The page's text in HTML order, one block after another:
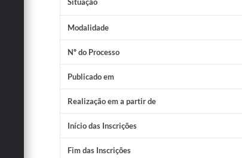
Modalidade
Nº do Processo
Publicado em
Realização em a partir de
Início das Inscrições
Fim das Inscrições